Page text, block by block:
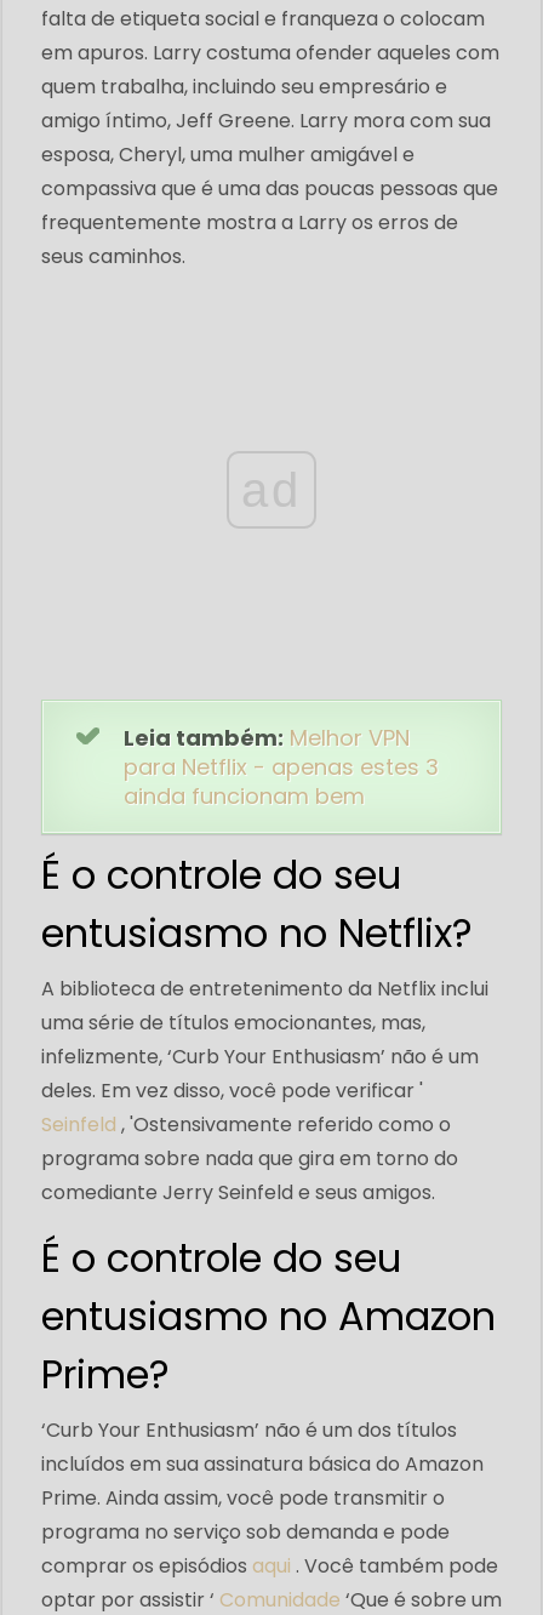
falta de etiqueta social e franqueza o colocam
em apuros. Larry costuma ofender aqueles com
quem trabalha, incluindo seu empresário e
amigo íntimo, Jeff Greene. Larry mora com sua
esposa, Cheryl, uma mulher amigável e
compassiva que é uma das poucas pessoas que
frequentemente mostra a Larry os erros de
seus caminhos.
ad
Leia também: Melhor VPN
para Netflix - apenas estes 3
ainda funcionam bem
É o controle do seu
entusiasmo no Netflix?
A biblioteca de entretenimento da Netflix inclui
uma série de títulos emocionantes, mas,
infelizmente, ‘Curb Your Enthusiasm’ não é um
deles. Em vez disso, você pode verificar '
Seinfeld , 'Ostensivamente referido como o
programa sobre nada que gira em torno do
comediante Jerry Seinfeld e seus amigos.
É o controle do seu
entusiasmo no Amazon
Prime?
‘Curb Your Enthusiasm’ não é um dos títulos
incluídos em sua assinatura básica do Amazon
Prime. Ainda assim, você pode transmitir o
programa no serviço sob demanda e pode
comprar os episódios aqui . Você também pode
optar por assistir ‘ Comunidade ‘Que é sobre um